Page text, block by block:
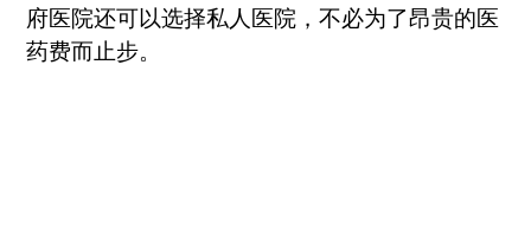
府医院还可以选择私人医院，不必为了昂贵的医
药费而止步。